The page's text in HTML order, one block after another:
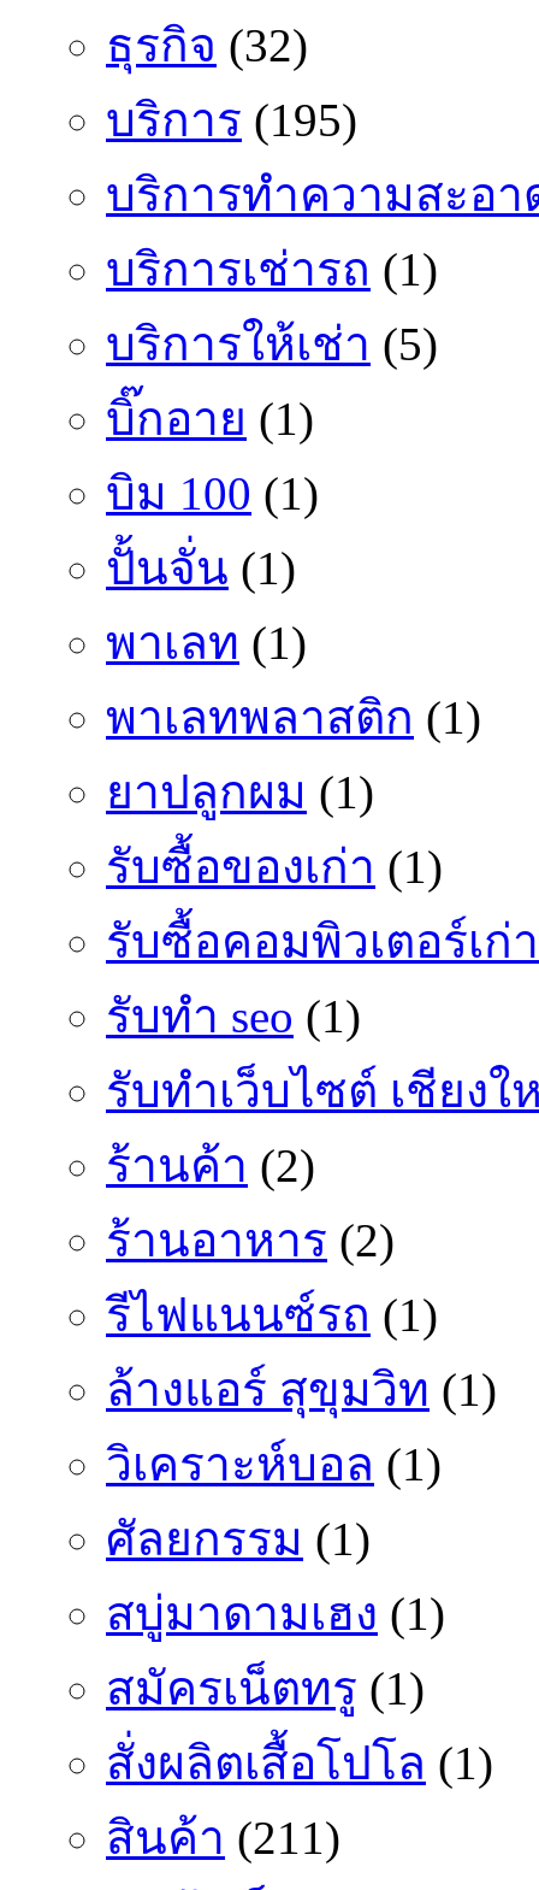
ธุรกิจ (32)
บริการ (195)
บริการทำความสะอา
บริการเช่ารถ (1)
บริการให้เช่า (5)
บิ๊กอาย (1)
บิม 100 (1)
ปั้นจั่น (1)
พาเลท (1)
พาเลทพลาสติก (1)
ยาปลูกผม (1)
รับซื้อของเก่า (1)
รับซื้อคอมพิวเตอร์เก่า
รับทำ seo (1)
รับทำเว็บไซต์ เชียงใ
ร้านค้า (2)
ร้านอาหาร (2)
รีไฟแนนซ์รถ (1)
ล้างแอร์ สุขุมวิท (1)
วิเคราะห์บอล (1)
ศัลยกรรม (1)
สบู่มาดามเฮง (1)
สมัครเน็ตทรู (1)
สั่งผลิตเสื้อโปโล (1)
สินค้า (211)